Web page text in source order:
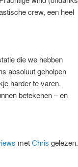
crew, een heel
die we hebben
absoluut geholpen
harder te varen.
betekenen – en
metChris gelezen.